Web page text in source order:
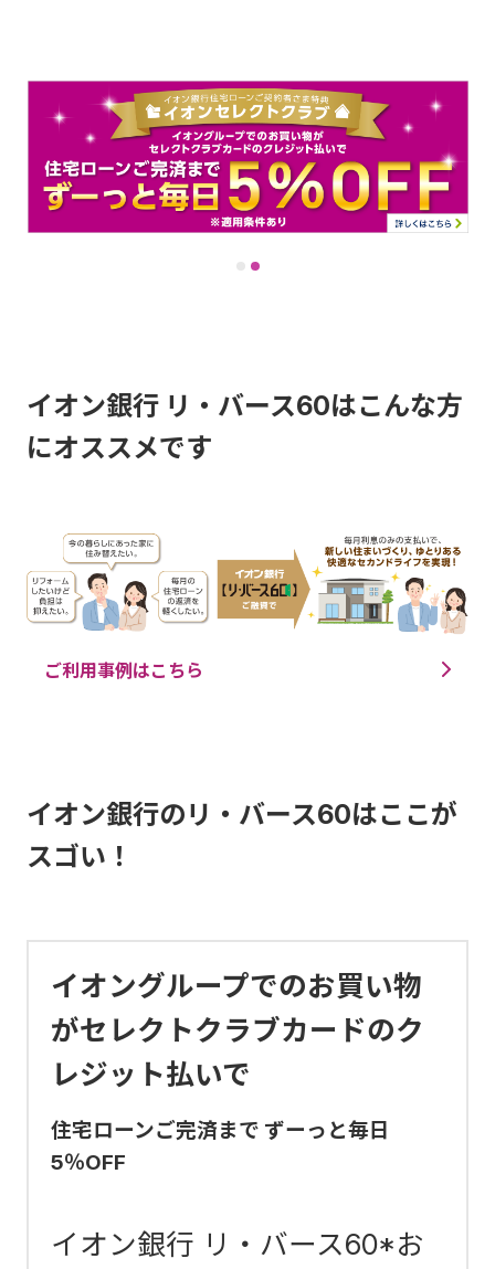
イオン銀行 リ・バース60はこんな方
にオススメです
ご利用事例はこちら
イオン銀行のリ・バース60はここが
スゴい！
イオングループでのお買い物
がセレクトクラブカードのク
レジット払いで
住宅ローンご完済まで ずーっと毎日
5％OFF
イオン銀行 リ・バース60*お